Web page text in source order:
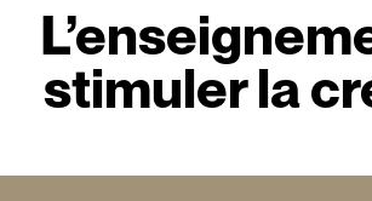
stimuler la